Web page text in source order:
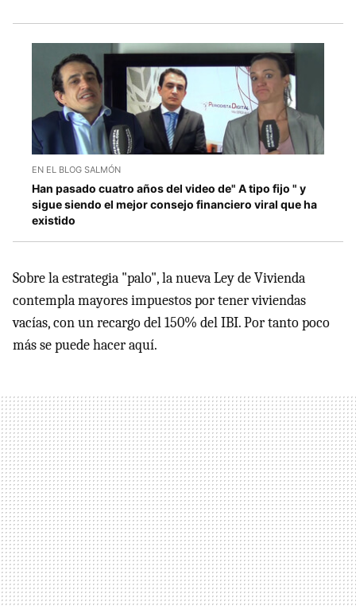
EN EL BLOG SALMÓN
Han pasado cuatro años del video de" A tipo fijo " y
sigue siendo el mejor consejo financiero viral que ha
existido
Sobre la estrategia "palo", la nueva Ley de Vivienda
contempla mayores impuestos por tener viviendas
vacías, con un recargo del 150% del IBI. Por tanto poco
más se puede hacer aquí.